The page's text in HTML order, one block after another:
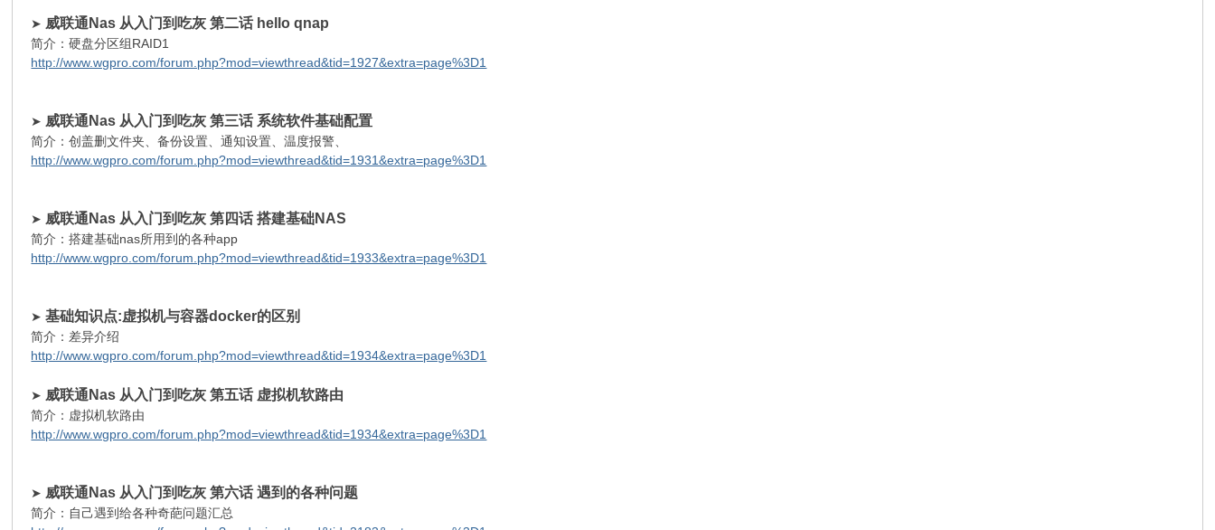
➤ 威联通Nas 从入门到吃灰 第二话 hello qnap
简介：硬盘分区组RAID1
http://www.wgpro.com/forum.php?mod=viewthread&tid=1927&extra=page%3D1
➤ 威联通Nas 从入门到吃灰 第三话 系统软件基础配置
简介：创盖删文件夹、备份设置、通知设置、温度报警、
http://www.wgpro.com/forum.php?mod=viewthread&tid=1931&extra=page%3D1
➤ 威联通Nas 从入门到吃灰 第四话 搭建基础NAS
简介：搭建基础nas所用到的各种app
http://www.wgpro.com/forum.php?mod=viewthread&tid=1933&extra=page%3D1
➤基础知识点:虚拟机与容器docker的区别
简介：差异介绍
http://www.wgpro.com/forum.php?mod=viewthread&tid=1934&extra=page%3D1
➤ 威联通Nas 从入门到吃灰 第五话 虚拟机软路由
简介：虚拟机软路由
http://www.wgpro.com/forum.php?mod=viewthread&tid=1934&extra=page%3D1
➤ 威联通Nas 从入门到吃灰 第六话 遇到的各种问题
简介：自己遇到给各种奇葩问题汇总